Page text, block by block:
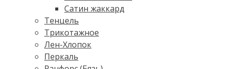
Сатин жаккард
Тенцель
Трикотажное
Лен-Хлопок
Перкаль